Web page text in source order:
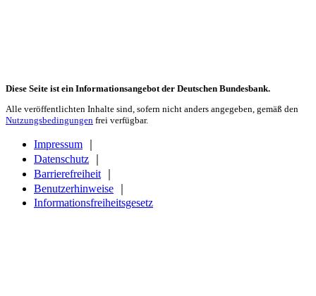
Diese Seite ist ein Informationsangebot der Deutschen Bundesbank.
Alle veröffentlichten Inhalte sind, sofern nicht anders angegeben, gemäß den
Nutzungsbedingungen frei verfügbar.
Impressum
Datenschutz
Barrierefreiheit
Benutzerhinweise
Informationsfreiheitsgesetz